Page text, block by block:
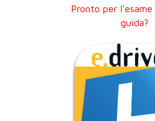
Pronto per
guida?